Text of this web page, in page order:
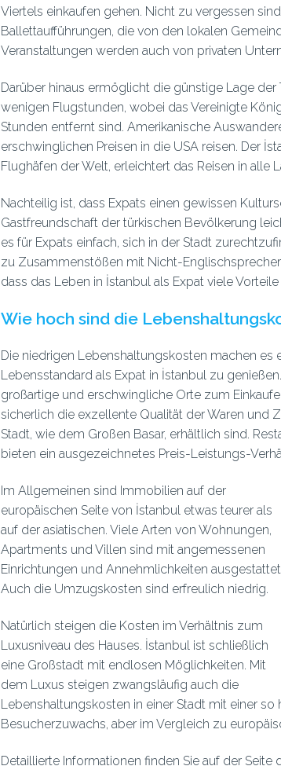
Viertels einkaufen gehen. Nicht zu vergessen
Ballettaufführungen, die von den lokalen
Veranstaltungen werden auch von privaten
Darüber hinaus ermöglicht die günstige Lage
wenigen Flugstunden, wobei das Vereinigte
Stunden entfernt sind. Amerikanische
erschwinglichen Preisen in die USA reisen. Der
Flughäfen der Welt, erleichtert das Reisen in alle
Nachteilig ist, dass Expats einen gewissen
Gastfreundschaft der türkischen Bevölkerung
es für Expats einfach, sich in der Stadt
zu Zusammenstößen mit Nicht-
dass das Leben in İstanbul als Expat viele Vorteile
Wie hoch sind die
Die niedrigen Lebenshaltungskosten machen es
Lebensstandard als Expat in İstanbul zu
großartige und erschwingliche Orte zum
sicherlich die exzellente Qualität der Waren und
Stadt, wie dem Großen Basar, erhältlich sind.
bieten ein ausgezeichnetes Preis-Leistungs-
Im Allgemeinen sind Immobilien auf der
europäischen Seite von İstanbul etwas teurer als
auf der asiatischen. Viele Arten von Wohnungen,
Apartments und Villen sind mit angemessenen
Einrichtungen und Annehmlichkeiten
Auch die Umzugskosten sind erfreulich niedrig.
Natürlich steigen die Kosten im Verhältnis zum
Luxusniveau des Hauses. İstanbul ist schließlich
eine Großstadt mit endlosen Möglichkeiten. Mit
dem Luxus steigen zwangsläufig auch die
Lebenshaltungskosten in einer Stadt mit einer
Besucherzuwachs, aber im Vergleich zu
Detaillierte Informationen finden Sie auf der Seite